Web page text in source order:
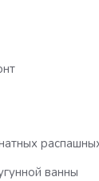
ванны